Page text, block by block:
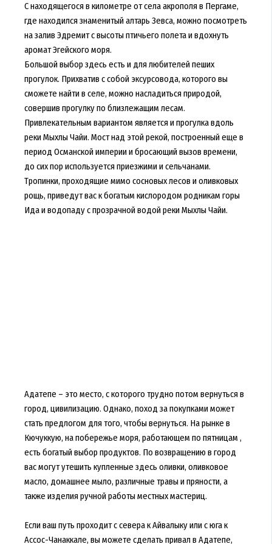
С находящегося в километре от села акрополя в Пергаме,
где находился знаменитый алтарь Зевса, можно посмотреть
на залив Эдремит с высоты птичьего полета и вдохнуть
аромат Эгейского моря.
Большой выбор здесь есть и для любителей пеших
прогулок. Прихватив с собой эксурсовода, которого вы
сможете найти в селе, можно насладиться природой,
совершив прогулку по близлежащим лесам.
Привлекательным вариантом является и прогулка вдоль
реки Мыхлы Чайи. Мост над этой рекой, построенный еще в
период Османской империи и бросающий вызов времени,
до сих пор используется приезжими и сельчанами.
Тропинки, проходящие мимо сосновых лесов и оливковых
рощь, приведут вас к богатым кислородом родникам горы
Ида и водопаду с прозрачной водой реки Мыхлы Чайи.
Адатепе – это место, с которого трудно потом вернуться в
город, цивилизацию. Однако, поход за покупками может
стать предлогом для того, чтобы вернуться. На рынке в
Кючуккую, на побережье моря, работающем по пятницам ,
есть богатый выбор продуктов. По возвращению в город
вас могут утешить купленные здесь оливки, оливковое
масло, домашнее мыло, различные травы и пряности, а
также изделия ручной работы местных мастериц.
Если ваш путь проходит с севера к Айвалыку или с юга к
Ассос-Чанаккале, вы можете сделать привал в Адатепе,